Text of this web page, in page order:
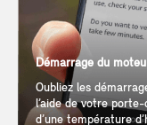
Démarrage du
Oubliez les
l’aide de votre
d’une température